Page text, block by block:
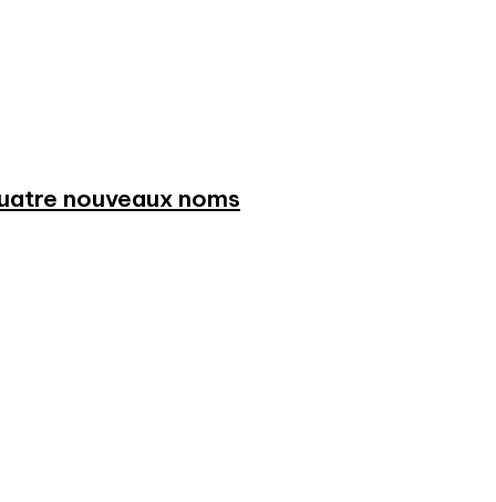
nouveaux noms